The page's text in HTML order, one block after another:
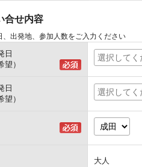
合せ内容
、出発地、参加人数をご入力ください
日
望）
日
望）
大人